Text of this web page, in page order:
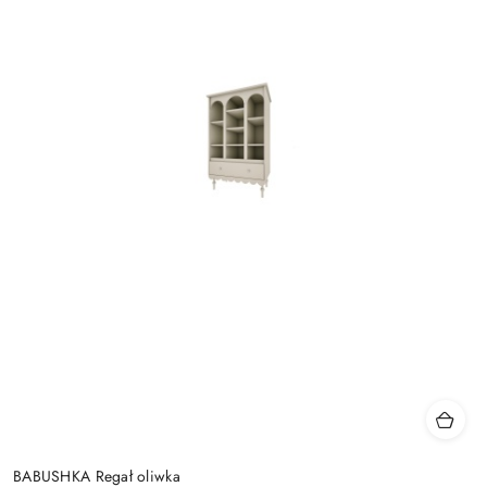
BABUSHKA Regał oliwka